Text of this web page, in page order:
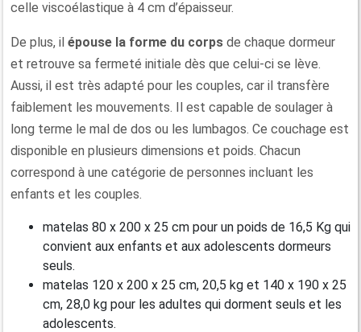
celle viscoélastique à 4 cm d’épaisseur.
De plus, il épouse la forme du corps de chaque dormeur
et retrouve sa fermeté initiale dès que celui-ci se lève.
Aussi, il est très adapté pour les couples, car il transfère
faiblement les mouvements. Il est capable de soulager à
long terme le mal de dos ou les lumbagos. Ce couchage est
disponible en plusieurs dimensions et poids. Chacun
correspond à une catégorie de personnes incluant les
enfants et les couples.
matelas 80 x 200 x 25 cm pour un poids de 16,5 Kg qui
convient aux enfants et aux adolescents dormeurs
seuls.
matelas 120 x 200 x 25 cm, 20,5 kg et 140 x 190 x 25
cm, 28,0 kg pour les adultes qui dorment seuls et les
adolescents.